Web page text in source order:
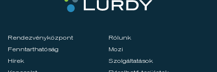
Rendezvényközpont
Rólunk
Fenntarthatóság
Mozi
Hírek
Szolgáltatások